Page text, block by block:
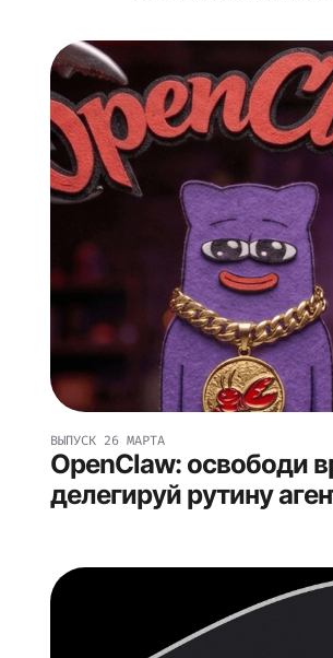
ВЫПУСК 26 МАРТА
OpenClaw: освободи
делегируй рутину